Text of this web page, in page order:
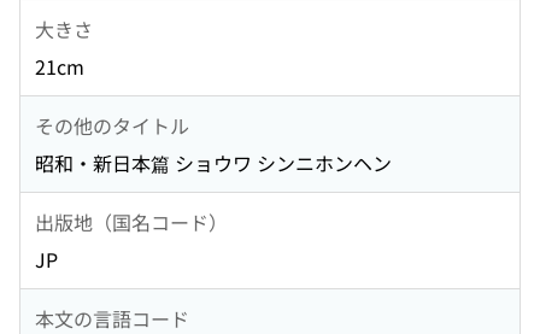
大きさ
21cm
その他のタイトル
昭和・新日本篇 ショウワ シンニホンヘン
出版地（国名コード）
JP
本文の言語コード